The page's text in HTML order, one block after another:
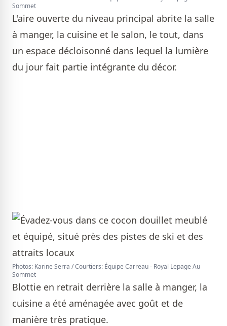
Sommet
L'aire ouverte du niveau principal abrite la salle
à manger, la cuisine et le salon, le tout, dans
un espace décloisonné dans lequel la lumière
du jour fait partie intégrante du décor.
Photos: Karine Serra / Courtiers: Équipe Carreau - Royal Lepage Au
Sommet
Blottie en retrait derrière la salle à manger, la
cuisine a été aménagée avec goût et de
manière très pratique.